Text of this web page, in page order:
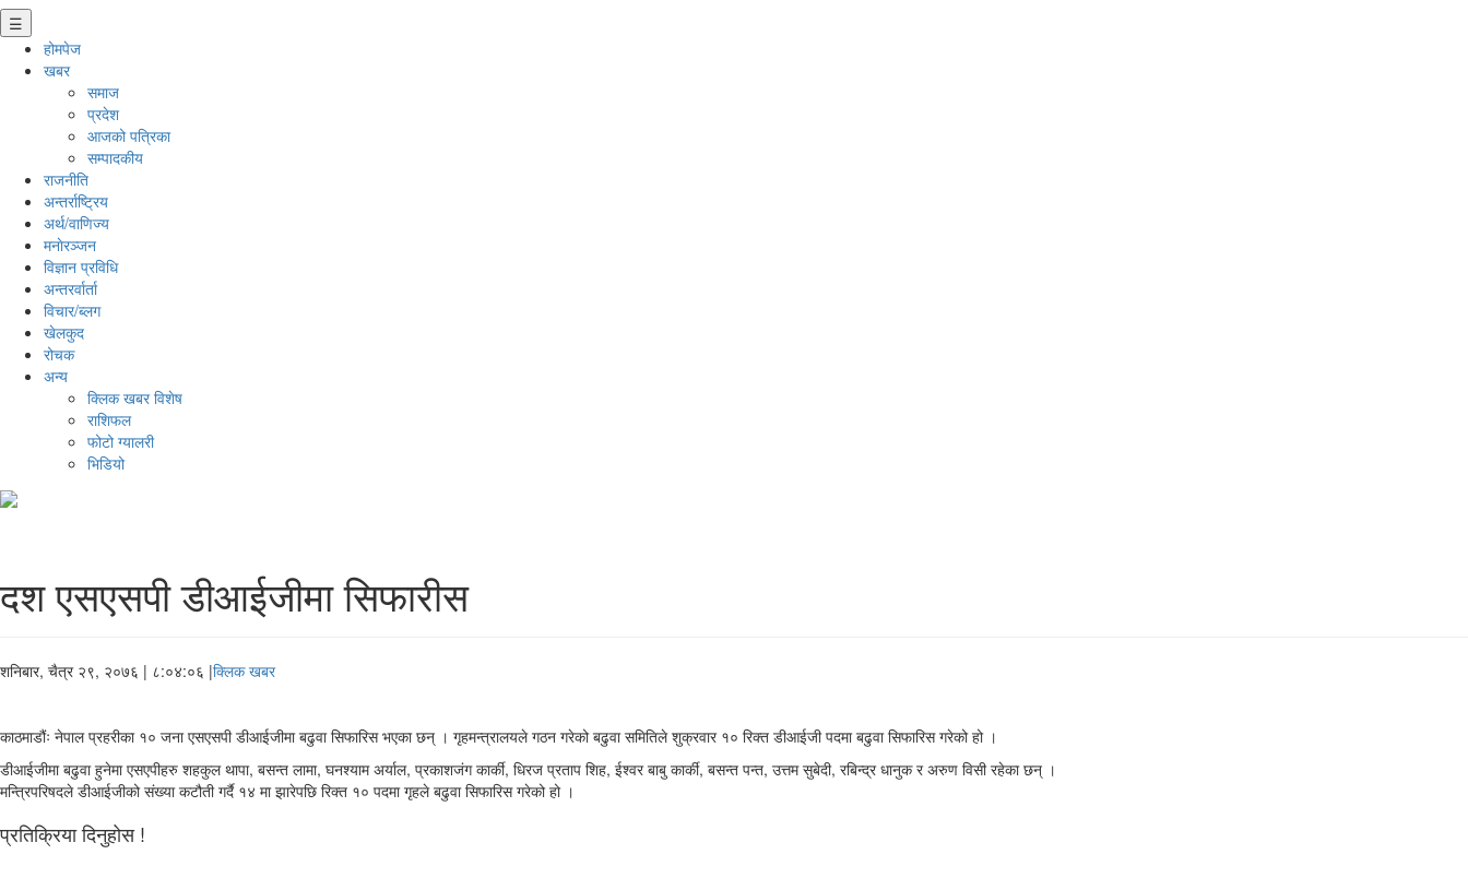
☰
होमपेज
खबर
समाज
प्रदेश
आजको पत्रिका
सम्पादकीय
राजनीति
अन्तर्राष्ट्रिय
अर्थ/वाणिज्य
मनाेरञ्जन
विज्ञान प्रविधि
अन्तरर्वार्ता
विचार/ब्लग
खेलकुद
रोचक
अन्य
क्लिक खबर विशेष
राशिफल
फोटो ग्यालरी
भिडियो
दश एसएसपी डीआईजीमा सिफारीस
शनिबार, चैत्र २९, २०७६ | ८:०४:०६ |क्लिक खबर
काठमाडौंः नेपाल प्रहरीका १० जना एसएसपी डीआईजीमा बढुवा सिफारिस भएका छन् । गृहमन्त्रालयले गठन गरेको बढुवा समितिले शुक्रवार १० रिक्त डीआईजी पदमा बढुवा सिफारिस गरेको हो ।
डीआईजीमा बढुवा हुनेमा एसएपीहरु शहकुल थापा, बसन्त लामा, घनश्याम अर्याल, प्रकाशजंग कार्की, धिरज प्रताप शिह, ईश्वर बाबु कार्की, बसन्त पन्त, उत्तम सुबेदी, रबिन्द्र धानुक र अरुण विसी रहेका छन् ।
मन्त्रिपरिषदले डीआईजीको संख्या कटौती गर्दै १४ मा झारेपछि रिक्त १० पदमा गृहले बढुवा सिफारिस गरेको हो ।
प्रतिक्रिया दिनुहोस !